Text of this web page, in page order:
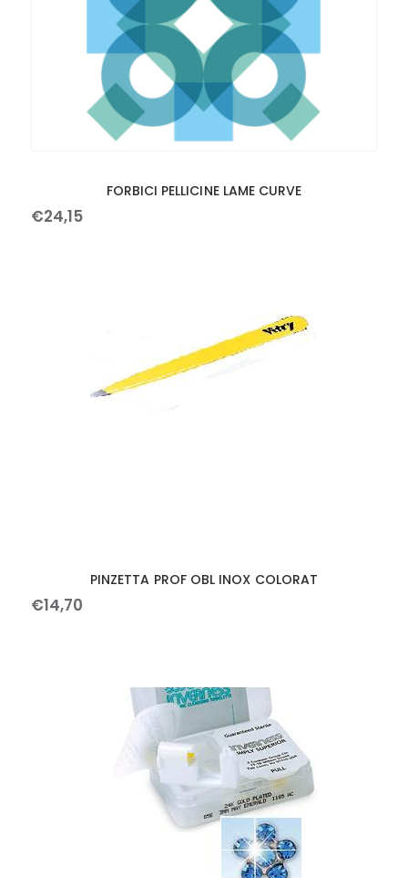
FORBICI PELLICINE LAME CURVE
€24,15
PINZETTA PROF OBL INOX COLORAT
€14,70